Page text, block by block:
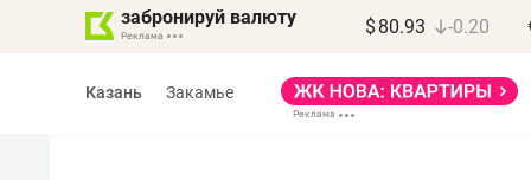
забронируй валюту $ 80.93 -0.20
Казань Закамье